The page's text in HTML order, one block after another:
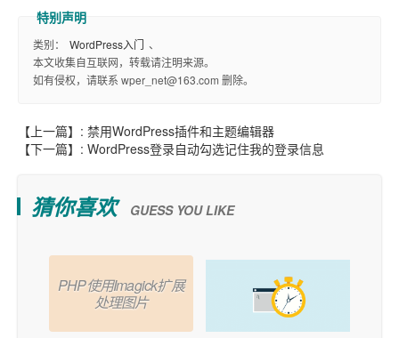
类别： WordPress入门 、
本文收集自互联网，转载请注明来源。
如有侵权，请联系 wper_net@163.com 删除。
【上一篇】: 禁用WordPress插件和主题编辑器
【下一篇】: WordPress登录自动勾选记住我的登录信息
猜你喜欢 GUESS YOU LIKE
PHP使用Imagick扩展
处理图片